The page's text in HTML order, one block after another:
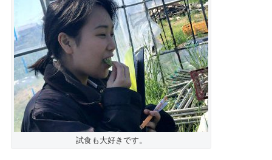
試食も大好きです。